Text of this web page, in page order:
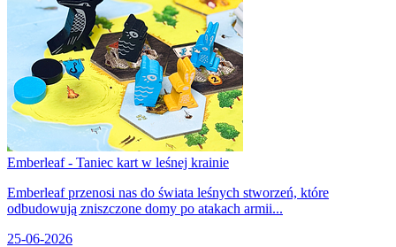
Emberleaf - Taniec kart w leśnej krainie
Emberleaf przenosi nas do świata leśnych stworzeń, które
odbudowują zniszczone domy po atakach armii...
25-06-2026